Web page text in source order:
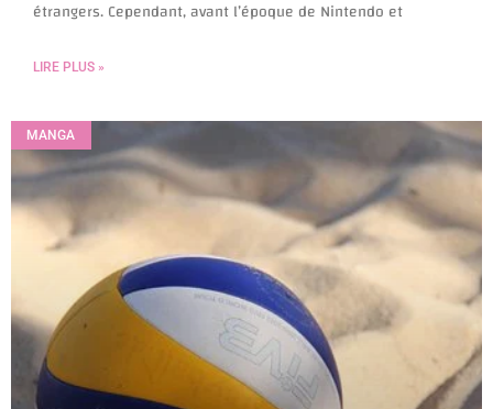
étrangers. Cependant, avant l’époque de Nintendo et
LIRE PLUS »
MANGA